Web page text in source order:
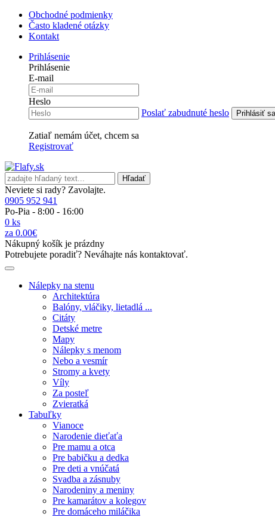
Obchodné podmienky
Často kladené otázky
Kontakt
Prihlásenie
Prihlásenie
E-mail
Heslo
Poslať zabudnuté heslo
Zatiaľ nemám účet, chcem sa
Registrovať
Hľadať
Neviete si rady? Zavolajte.
0905 952 941
Po-Pia - 8:00 - 16:00
0 ks
za 0.00€
Nákupný košík je prázdny
Potrebujete poradiť? Neváhajte nás kontaktovať.
Nálepky na stenu
Architektúra
Balóny, vláčiky, lietadlá ...
Citáty
Detské metre
Mapy
Nálepky s menom
Nebo a vesmír
Stromy a kvety
Víly
Za posteľ
Zvieratká
Tabuľky
Vianoce
Narodenie dieťaťa
Pre mamu a otca
Pre babičku a dedka
Pre deti a vnúčatá
Svadba a zásnuby
Narodeniny a meniny
Pre kamarátov a kolegov
Pre domáceho miláčika